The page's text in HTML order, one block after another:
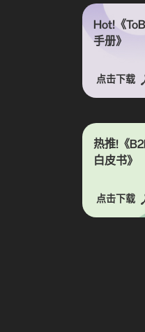
Hot!《
手册》
点击下载
热推!《
白皮书》
点击下载